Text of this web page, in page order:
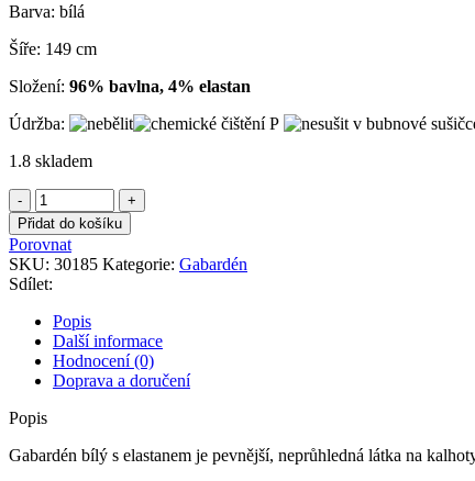
Barva: bílá
Šíře: 149 cm
Složení: 96% bavlna, 4% elastan
Údržba:
1.8 skladem
Gabardén
bílý
s
elastanem
množství
Přidat do košíku
Porovnat
SKU: 30185 Kategorie: Gabardén
Sdílet:
Popis
Další informace
Hodnocení (0)
Doprava a doručení
Popis
Gabardén bílý s elastanem je pevnější, neprůhledná látka na